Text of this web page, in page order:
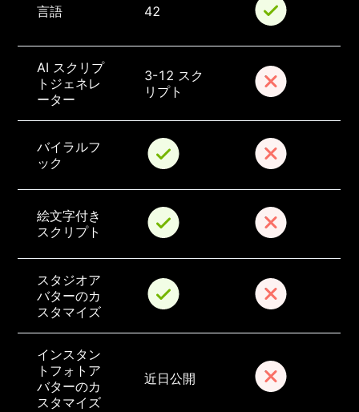
言語 42
AI スクリプ
トジェネレ
ーター
3-12 スク
リプト
バイラルフ
ック
絵文字付き
スクリプト
スタジオア
バターのカ
スタマイズ
インスタン
トフォトア
バターのカ
スタマイズ
近日公開